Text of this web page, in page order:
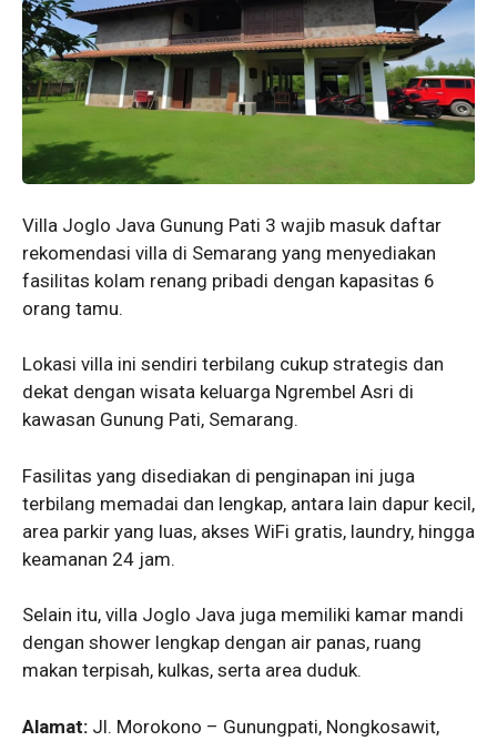
Villa Joglo Java Gunung Pati 3 wajib masuk daftar
rekomendasi villa di Semarang yang menyediakan
fasilitas kolam renang pribadi dengan kapasitas 6
orang tamu.
Lokasi villa ini sendiri terbilang cukup strategis dan
dekat dengan wisata keluarga Ngrembel Asri di
kawasan Gunung Pati, Semarang.
Fasilitas yang disediakan di penginapan ini juga
terbilang memadai dan lengkap, antara lain dapur kecil,
area parkir yang luas, akses WiFi gratis, laundry, hingga
keamanan 24 jam.
Selain itu, villa Joglo Java juga memiliki kamar mandi
dengan shower lengkap dengan air panas, ruang
makan terpisah, kulkas, serta area duduk.
Alamat: Jl. Morokono – Gunungpati, Nongkosawit,